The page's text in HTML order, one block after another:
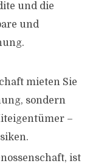
und die
und
mieten Sie
sondern
–
ist